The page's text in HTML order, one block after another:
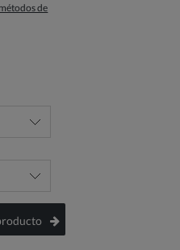
gastos de pago
de